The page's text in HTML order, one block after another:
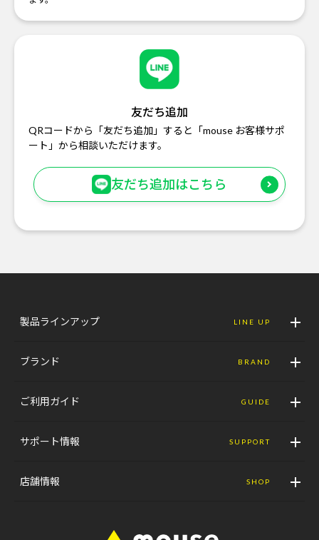
友だち追加
QRコードから「友だち追加」すると「mouse お客様サポ
ート」から相談いただけます。
友だち追加はこちら
製品ラインアップ LINE UP
ブランド BRAND
ご利用ガイド GUIDE
サポート情報 SUPPORT
店舗情報 SHOP